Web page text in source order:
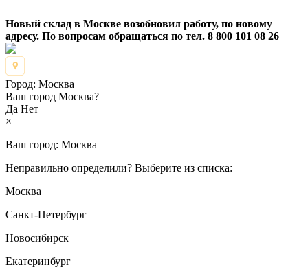
Новый склад в Москве возобновил работу, по новому
адресу. По вопросам обращаться по тел. 8 800 101 08 26
Город: Москва
Ваш город Москва?
Да Нет
×
Ваш город: Москва
Неправильно определили? Выберите из списка:
Москва
Санкт-Петербург
Новосибирск
Екатеринбург